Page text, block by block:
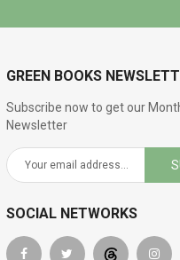
GREEN BOOKS
Subscribe now to get our
Newsletter
SOCIAL NETWORKS